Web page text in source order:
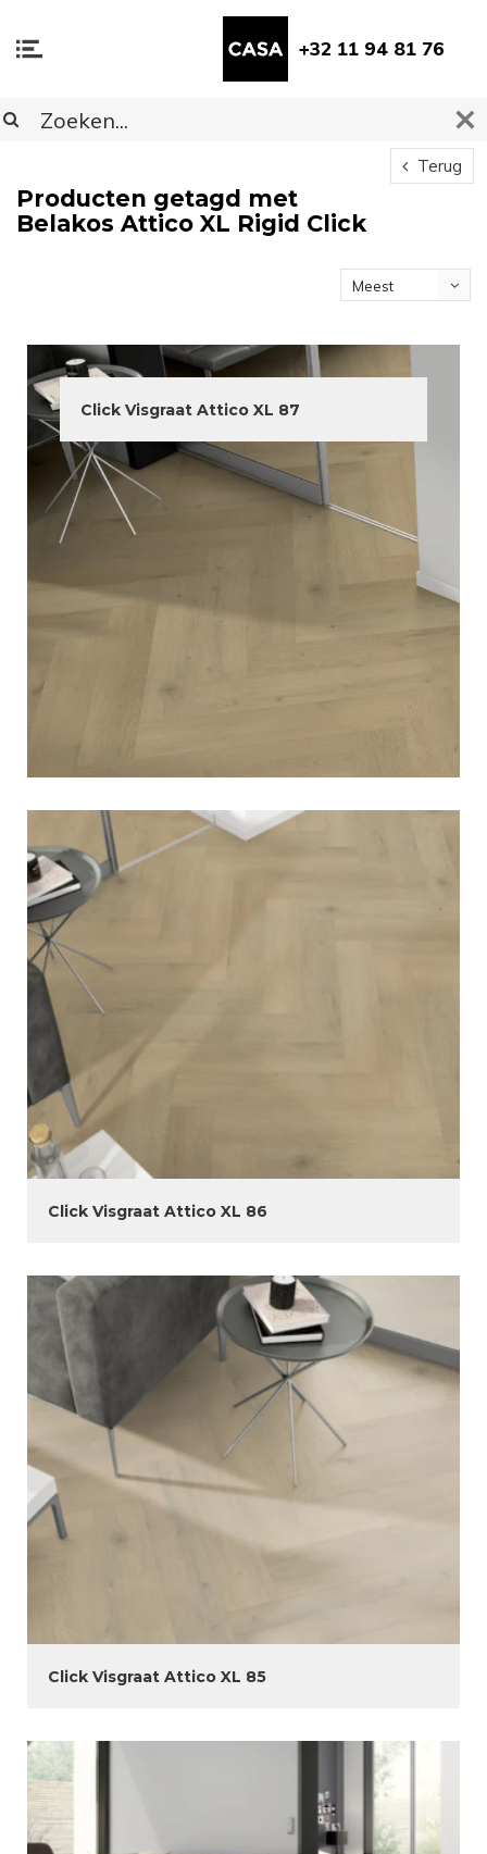
+32 11 94 81 76
Terug
Producten getagd met
Belakos Attico XL Rigid Click
Meest
Click Visgraat Attico XL 87
Click Visgraat Attico XL 86
Click Visgraat Attico XL 85